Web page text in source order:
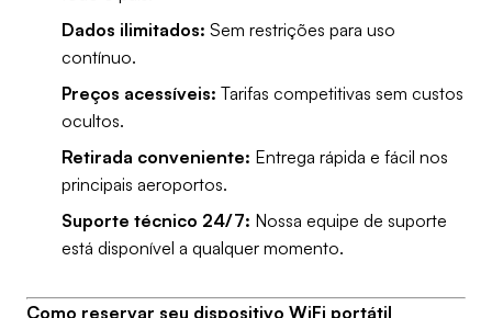
Dados ilimitados: Sem restrições para uso
contínuo.
Preços acessíveis: Tarifas competitivas sem custos
ocultos.
Retirada conveniente: Entrega rápida e fácil nos
principais aeroportos.
Suporte técnico 24/7: Nossa equipe de suporte
está disponível a qualquer momento.
Como reservar seu dispositivo WiFi portátil